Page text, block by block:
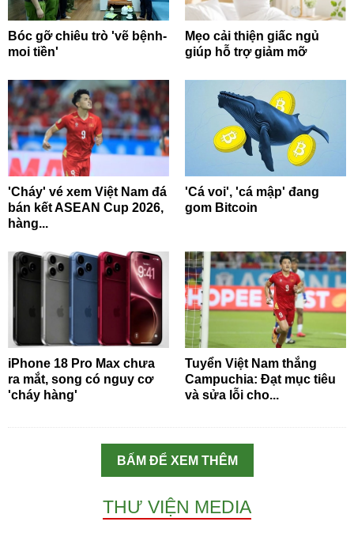
Bóc gỡ chiêu trò 'vẽ bệnh-
moi tiền'
Mẹo cải thiện giấc ngủ
giúp hỗ trợ giảm mỡ
'Cháy' vé xem Việt Nam đá
bán kết ASEAN Cup 2026,
hàng...
'Cá voi', 'cá mập' đang
gom Bitcoin
iPhone 18 Pro Max chưa
ra mắt, song có nguy cơ
'cháy hàng'
Tuyển Việt Nam thắng
Campuchia: Đạt mục tiêu
và sửa lỗi cho...
BẤM ĐỂ XEM THÊM
THƯ VIỆN MEDIA